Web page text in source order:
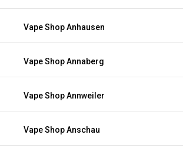
Vape Shop Anhausen
Vape Shop Annaberg
Vape Shop Annweiler
Vape Shop Anschau